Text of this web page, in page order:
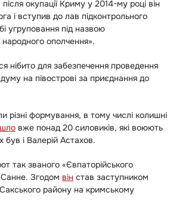
окупації Криму у 2014-му році він
і вступив до лав підконтрольного
угруповання під назвою
ополчення».
нібито для забезпечення проведення
на півострові за приєднання до
різні формування, в тому числі колишні
вже понад 20 силовиків, які воюють
і Валерій Астахов.
так званого «Євпаторійського
Санне. Згодом він став заступником
Сакського району на кримському